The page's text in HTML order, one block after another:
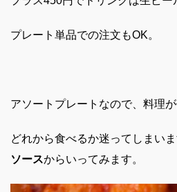
プレート単品での注文もOK。
アソートプレートなので、料理
どれから食べるか迷ってしまい
ソースからいってみます。